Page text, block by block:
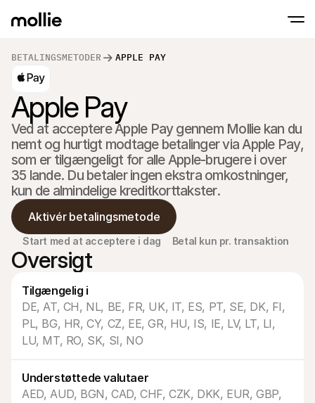
BETALINGSMETODER APPLE PAY
Apple Pay
Ved at acceptere Apple Pay gennem Mollie kan du
nemt og hurtigt modtage betalinger via Apple Pay,
som er tilgængeligt for alle Apple-brugere i over
35 lande. Du betaler ingen ekstra omkostninger,
kun de almindelige kreditkorttakster.
Aktivér betalingsmetode
Start med at acceptere i dag Betal kun pr. transaktion
Oversigt
Tilgængelig i
DE, AT, CH, NL, BE, FR, UK, IT, ES, PT, SE, DK, FI,
PL, BG, HR, CY, CZ, EE, GR, HU, IS, IE, LV, LT, LI,
LU, MT, RO, SK, SI, NO
Understøttede valutaer
AED, AUD, BGN, CAD, CHF, CZK, DKK, EUR, GBP,
Lær mere
onlinebetalinger
Fysiske betalinger
Tag imod betalinger
terminaler og
Checkout
Tilbyd et checkout
Acceptance & Risk
For Bureauer
Lær om vores Agency Partner Program